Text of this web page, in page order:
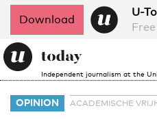
Download
U-
Independent journalism at the
OPINION ACADEMISCHE